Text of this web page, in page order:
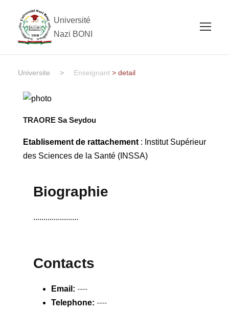
Université
Nazi BONI
Universite > Enseignant > detail
TRAORE Sa Seydou
Etablisement de rattachement: Institut Supérieur
des Sciences de la Santé (INSSA)
Biographie
......................
Contacts
Email: ----
Telephone: ----